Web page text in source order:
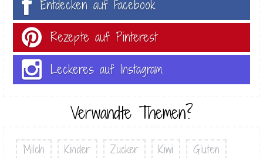
Entdecken auf Facebook
Rezepte auf Pinterest
Leckeres auf Instagram
Verwandte Themen?
Milch Kinder Zucker Kiwi
Gluten